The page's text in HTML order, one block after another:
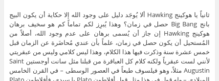
ثانياً يا هوكينج Hawking ألا يُوجَد دليل على وجود الله إلا حكاية أن يكون البيج
بانج Big Bang حصل في زمان؟ وهذا يُبرِز لكم تماماً كم هو سخيف برهان
هوكينج Hawking إن جاز أن يُسمى برهان على عدم وجود الله، أصلاً من
المُستحيل أن يكون حصل في زمان، علماً بأن عندي مُحاضَرة عن الزمان قبل
خمس عشرة سنة وذكرت فيها هذا الكلام، وهذا ليس كلامي وليس من عبقريتي
لأنني لست عبقرياً ولكنه كلام كل العباقرة من قبلنا مثل سانت أوجستين Saint
Augustin مثلاً، وهو فيلسوف طبعاً في العصور الوسطى – في القرن الخامس